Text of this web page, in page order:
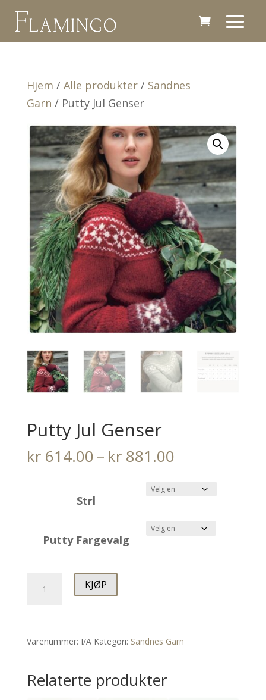
Hjem / Alle produkter/ Sandnes
Garn / Putty Jul Genser
Putty Jul Genser
kr614.00– kr881.00Prisområde:
til
Strl
Putty Fargevalg
KJØP
Varenummer: I/A Kategori: Sandnes Garn
Relaterte produkter